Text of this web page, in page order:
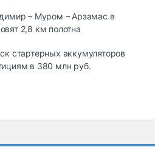
– Муром – Арзамас в
2,8 км полотна
стартерных аккумуляторов
в 380 млн руб.